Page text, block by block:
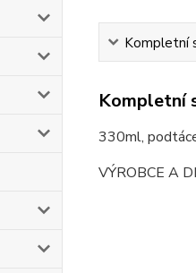
Kompletní
Kompletní
330ml,
VÝROBCE A